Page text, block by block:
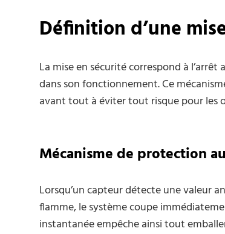
Définition d’une
La mise en sécurité correspond à l’arrêt
dans son fonctionnement. Ce
avant tout à éviter tout risque pour les
Mécanisme de protection
Lorsqu’un capteur détecte une valeur
flamme, le système coupe
instantanée empêche ainsi tout